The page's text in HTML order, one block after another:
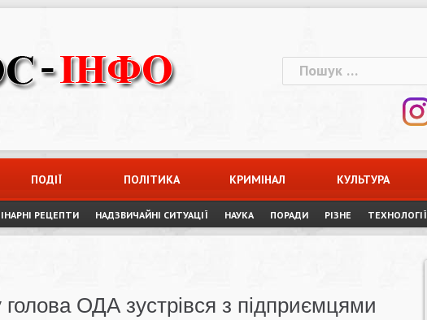
Пошук:
ПОДІЇ ПОЛІТИКА КРИМІНАЛ КУЛЬТУРА
РЕЦЕПТИ НАДЗВИЧАЙНІ СИТУАЦІЇ НАУКА ПОРАДИ РІЗНЕ ТЕХНОЛОГІЇ
голова ОДА зустрівся з підприємцями